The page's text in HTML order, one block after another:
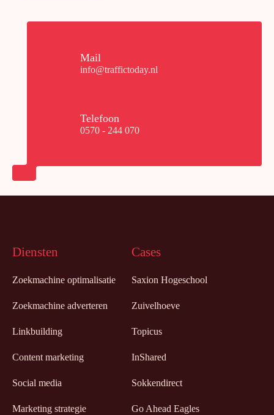
Mail
info@traffictoday.nl
Telefoon
0570 - 244 070
Diensten
Zoekmachine optimalisatie
Zoekmachine adverteren
Linkbuilding
Content marketing
Social media
Marketing strategie
Cases
Saxion Hogeschool
Zuivelhoeve
Topicus
InShared
Sokkendirect
Go Ahead Eagles